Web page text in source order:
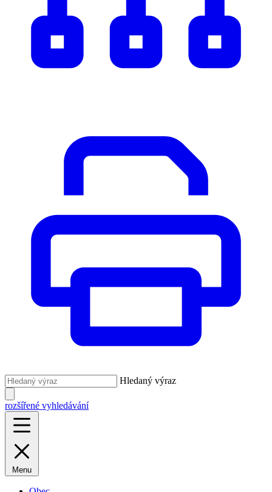
Hledaný výraz
rozšířené vyhledávání
Menu